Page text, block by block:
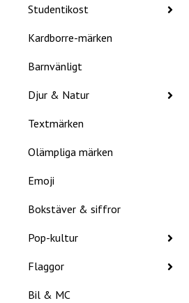
Studentikost
Kardborre-märken
Barnvänligt
Djur & Natur
Textmärken
Olämpliga märken
Emoji
Bokstäver & siffror
Pop-kultur
Flaggor
Bil & MC